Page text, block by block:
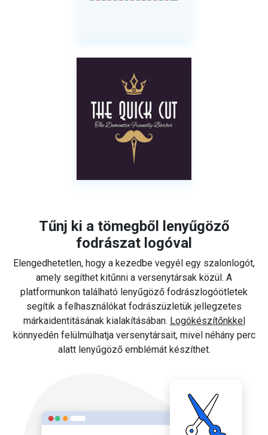
Tűnj ki a tömegből lenyűgöző
fodrászat logóval
Elengedhetetlen, hogy a kezedbe vegyél egy szalonlogót,
amely segíthet kitűnni a versenytársak közül. A
platformunkon található lenyűgöző fodrászlogóötletek
segítik a felhasználókat fodrászüzletük jellegzetes
márkaidentitásának kialakításában. Logókészítőnkkel
könnyedén felülmúlhatja versenytársait, mivel néhány perc
alatt lenyűgöző emblémát készíthet.